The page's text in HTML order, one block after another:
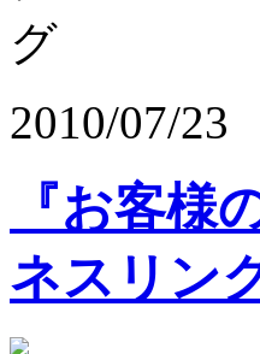
2010/07/23
『お客様
ネスリン